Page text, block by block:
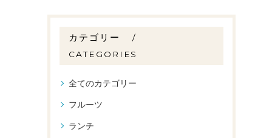
カテゴリー
CATEGORIES
全てのカテゴリー
フルーツ
ランチ